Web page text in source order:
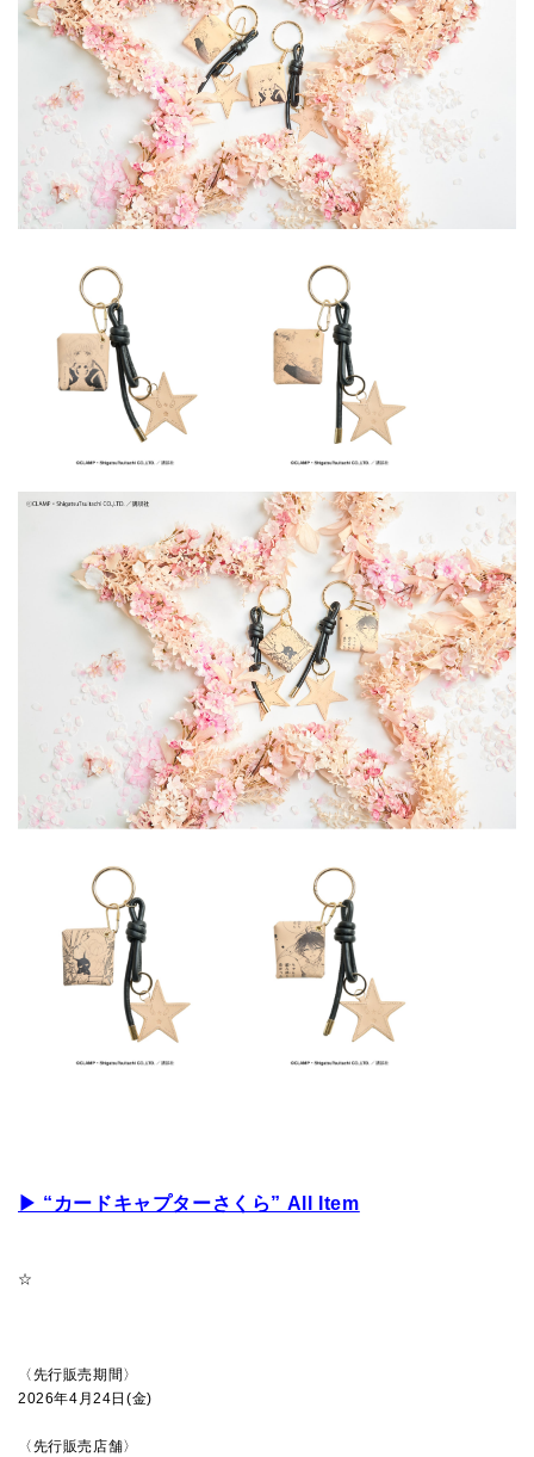
▶ “カー ドキャプターさくら” All Item
☆
〈先行販売期間〉
2026年4月24日(金)
〈先行販売店舗〉